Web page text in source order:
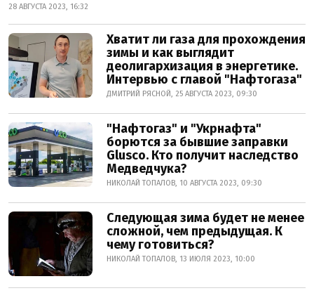
28 АВГУСТА 2023, 16:32
Хватит ли газа для прохождения
зимы и как выглядит
деолигархизация в энергетике.
Интервью с главой "Нафтогаза"
ДМИТРИЙ РЯСНОЙ, 25 АВГУСТА 2023, 09:30
"Нафтогаз" и "Укрнафта"
борются за бывшие заправки
Glusco. Кто получит наследство
Медведчука?
НИКОЛАЙ ТОПАЛОВ, 10 АВГУСТА 2023, 09:30
Следующая зима будет не менее
сложной, чем предыдущая. К
чему готовиться?
НИКОЛАЙ ТОПАЛОВ, 13 ИЮЛЯ 2023, 10:00